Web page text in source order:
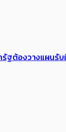
ฐต้องวางแผนรั